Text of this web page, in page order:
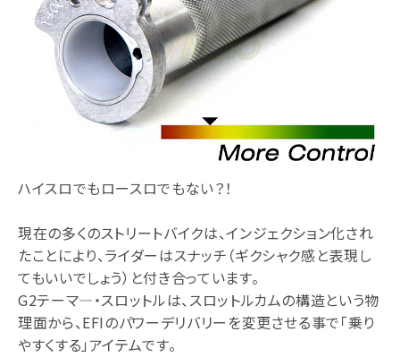
ハイスロでもロースロでもない？！
現在の多くのストリートバイクは、インジェクション化され
たことにより、ライダーはスナッチ（ギクシャク感と表現し
てもいいでしょう）と付き合っています。
G2テーマ―・スロットルは、スロットルカムの構造という物
理面から、EFIのパワーデリバリーを変更させる事で「乗り
やすくする」アイテムです。